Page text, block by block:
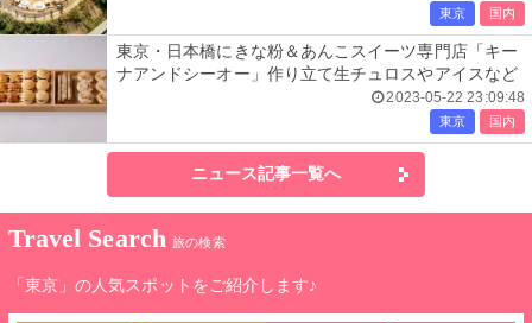
東京 国内
東京・日本橋にきな粉＆あんこスイーツ専門店「キー
ナアンドシーオー」作り立て生チュロスやアイスなど
2023-05-22 23:09:48
東京 国内
ニュース記事一覧へ
Travel Search 旅の検索
「東京」の人気スポットをご紹介します♪